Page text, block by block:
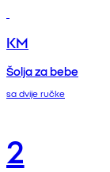
KM
Šolja za bebe
sa dvije ručke
2